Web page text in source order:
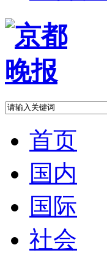
首页
国内
国际
社会